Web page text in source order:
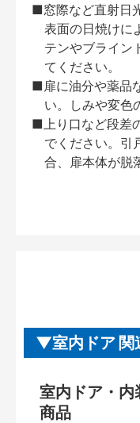
■窓際など直射日
表面の日焼けに
テンやブライン
てください。
■扉に油分や薬品
い。しみや変色
■上り口など段差
でください。引
合、扉本体が脱
室内ドア 関
室内ドア・内
商品